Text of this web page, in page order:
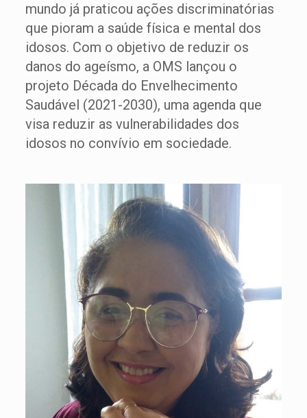
mundo já praticou ações discriminatórias
que pioram a saúde física e mental dos
idosos. Com o objetivo de reduzir os
danos do ageísmo, a OMS lançou o
projeto Década do Envelhecimento
Saudável (2021-2030), uma agenda que
visa reduzir as vulnerabilidades dos
idosos no convívio em sociedade.